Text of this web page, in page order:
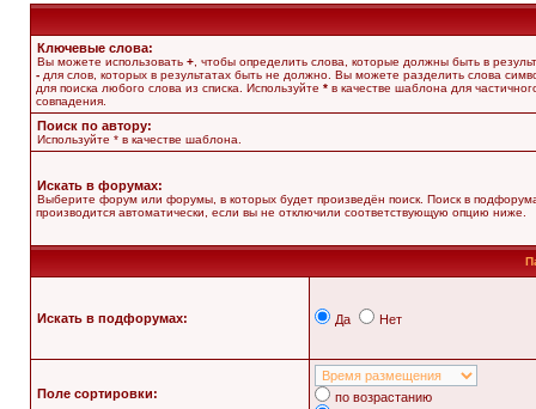
Ключевые слова:
Вы можете использовать + , чтобы определить слова, которые должны быть в
- для слов, которых в результатах быть не должно. Вы можете разделить слова
для поиска любого слова из списка. Используйте * в качестве шаблона для
совпадения.
Поиск по автору:
Используйте * в качестве шаблона.
Искать в форумах:
Выберите форум или форумы, в которых будет произведён поиск. Поиск в
производится автоматически, если вы не отключили соответствующую опцию ниже.
Искать в подфорумах: Да Нет
Поле сортировки:
по возрастанию